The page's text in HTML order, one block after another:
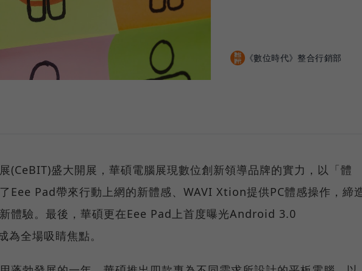
《數位時代》整合行銷部
(CeBIT)盛大開展，華碩電腦展現數位創新領導品牌的實力，以「體
Eee Pad帶來行動上網的新體感、WAVI Xtion提供PC體感操作，締
體驗。最後，華碩更在Eee Pad上首度曝光Android 3.0
全場吸睛焦點。